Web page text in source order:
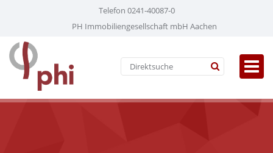
Telefon 0241-40087-0
PH Immobiliengesellschaft mbH Aachen